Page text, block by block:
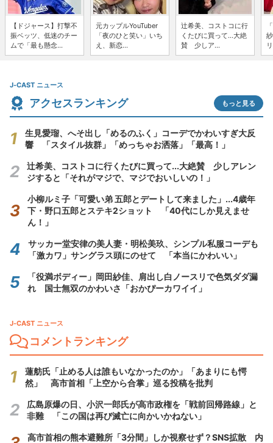
【ドジャース】打撃不
振ベッツ、低迷のチー
ムで「最も懸念...
元カップルYouTuber
「夜のひと笑い」いち
え、新恋...
辻希美、コストコに行
くたびに買って...大絶
賛 少しア...
J-CAST ニュース
アクセスランキング もっと見る
生見愛瑠、へそ出し「めるのふく」コーデでかわいすぎ大反
響 「スタイル抜群」「めっちゃお洒落」「最高！」
辻希美、コストコに行くたびに買って...大絶賛 少しアレン
ジすると「それがマジで、マジでおいしいの！」
小柳ルミ子「可愛い弟 五郎とデートして来ました」...4歳年
下・野口五郎とステキ2ショット 「40代にしか見えませ
ん！」
サッカー堂安律の美人妻・明松美玖、シンプル私服コーデも
「激カワ」サングラス頭にのせて 「本当にかわいい」
「役満ボディー」岡田紗佳、肩出し白ノースリで色気ダダ漏
れ 国士無双のかわいさ「おかぴーカワイイ」
J-CAST ニュース
コメントランキング
蓮舫氏「止める人は誰もいなかったのか」「あまりにも愕
然」 高市首相「上空から合掌」巡る投稿を批判
広島原爆の日、小沢一郎氏が高市政権を「戦前回帰路線」と
非難 「この国は再び滅亡に向かいかねない」
高市首相の熊本避難所「3分間」しか視察せず？SNS拡散 内